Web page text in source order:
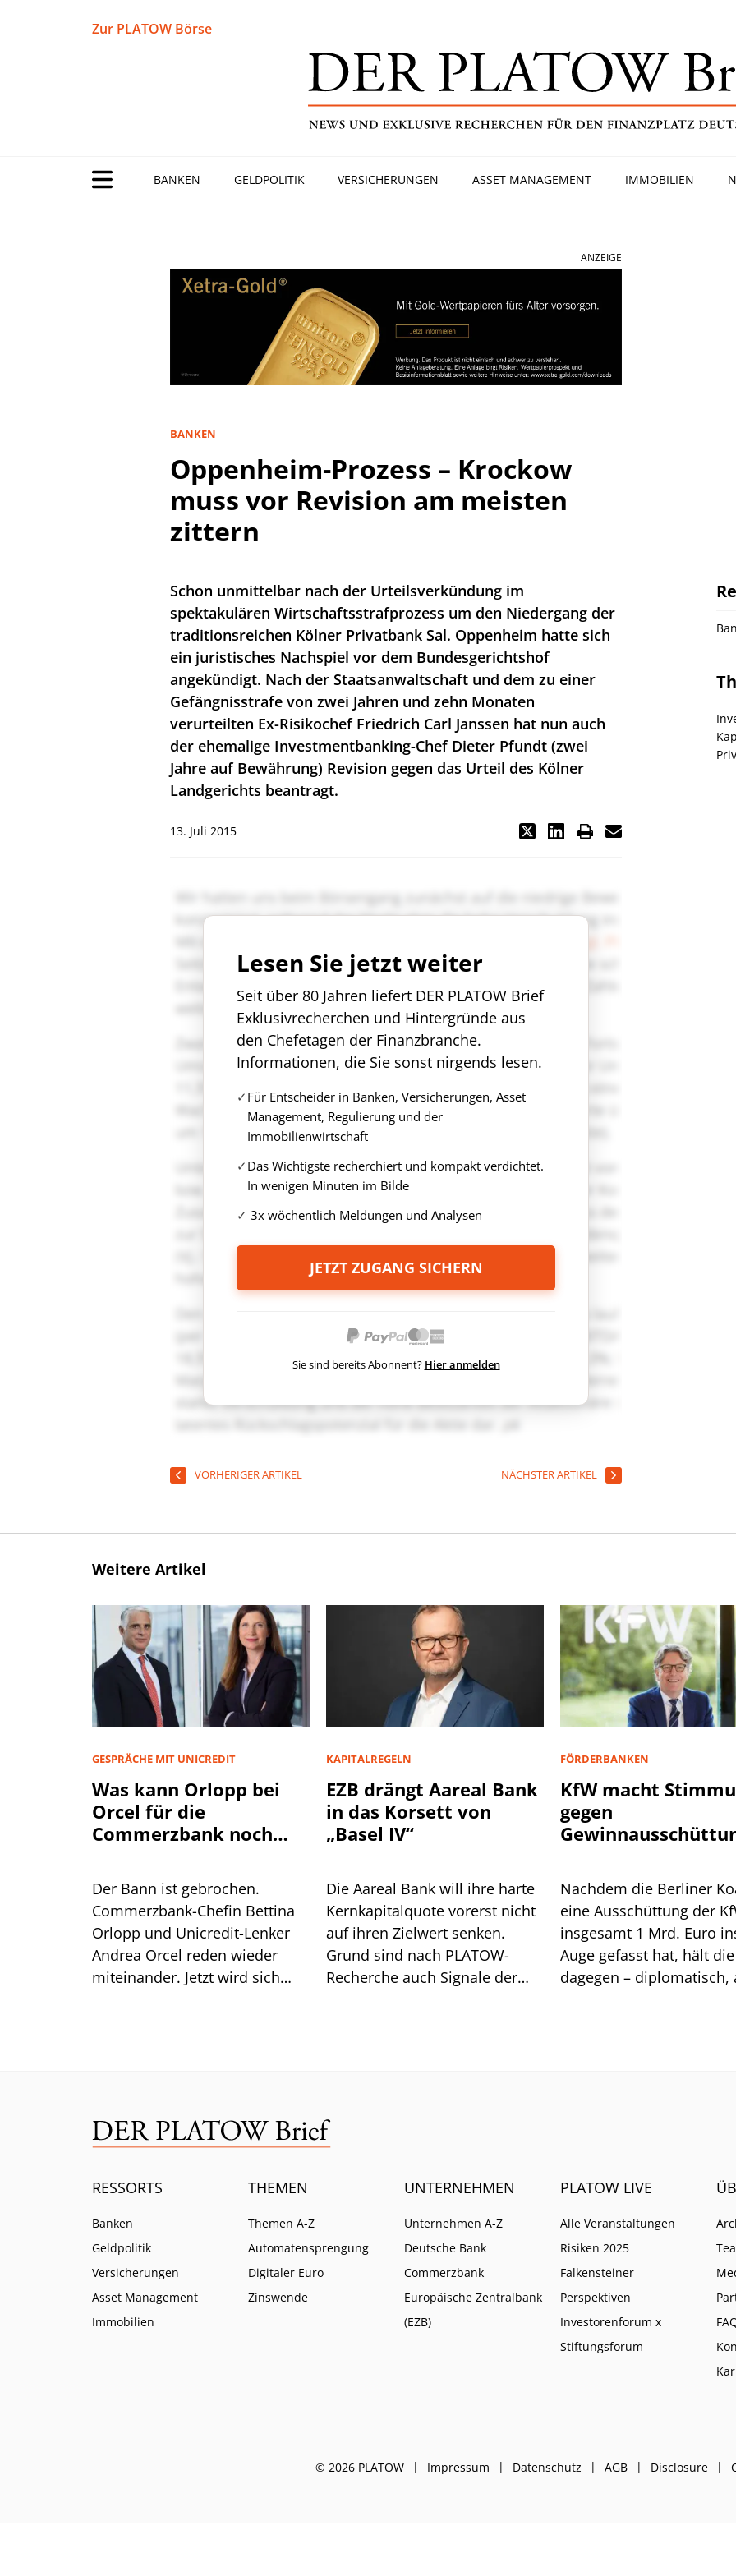
Zur PLATOW Börse
BANKEN GELDPOLITIK VERSICHERUNGEN ASSET MANAGEMENT IMMOBILIEN
ANZEIGE
BANKEN
Oppenheim-Prozess – Krockow
muss vor Revision am meisten
zittern
Schon unmittelbar nach der Urteilsverkündung im
spektakulären Wirtschaftsstrafprozess um den Niedergang der
traditionsreichen Kölner Privatbank Sal. Oppenheim hatte sich
ein juristisches Nachspiel vor dem Bundesgerichtshof
angekündigt. Nach der Staatsanwaltschaft und dem zu einer
Gefängnisstrafe von zwei Jahren und zehn Monaten
verurteilten Ex-Risikochef Friedrich Carl Janssen hat nun auch
der ehemalige Investmentbanking-Chef Dieter Pfundt (zwei
Jahre auf Bewährung) Revision gegen das Urteil des Kölner
Landgerichts beantragt.
13. Juli 2015
Lesen Sie jetzt weiter
Seit über 80 Jahren liefert DER PLATOW Brief
Exklusivrecherchen und Hintergründe aus
den Chefetagen der Finanzbranche.
Informationen, die Sie sonst nirgends lesen.
Für Entscheider in Banken, Versicherungen, Asset
Management, Regulierung und der
Immobilienwirtschaft
Das Wichtigste recherchiert und kompakt verdichtet.
In wenigen Minuten im Bilde
3x wöchentlich Meldungen und Analysen
JETZT ZUGANG SICHERN
Sie sind bereits Abonnent? Hier anmelden
VORHERIGER ARTIKEL NÄCHSTER ARTIKEL
Weitere Artikel
GESPRÄCHE MIT UNICREDIT
Was kann Orlopp bei
Orcel für die
Commerzbank noch
Der Bann ist gebrochen.
Commerzbank-Chefin Bettina
Orlopp und Unicredit-Lenker
Andrea Orcel reden wieder
miteinander. Jetzt wird sich
KAPITALREGELN
EZB drängt Aareal Bank
in das Korsett von
„Basel IV“
Die Aareal Bank will ihre harte
Kernkapitalquote vorerst nicht
auf ihren Zielwert senken.
Grund sind nach PLATOW-
Recherche auch Signale der
FÖRDERBANKEN
KfW macht
gegen
Nachdem die Berliner
eine Ausschüttung der
insgesamt 1 Mrd. Euro
Auge gefasst hat, hält
dagegen – diplomatisch,
RESSORTS
Banken
Geldpolitik
Versicherungen
Asset Management
Immobilien
THEMEN
Themen A-Z
Automatensprengung
Digitaler Euro
Zinswende
UNTERNEHMEN
Unternehmen A-Z
Deutsche Bank
Commerzbank
Europäische Zentralbank
(EZB)
PLATOW LIVE
Alle Veranstaltungen
Risiken 2025
Falkensteiner
Perspektiven
Investorenforum x
Stiftungsforum
© 2026 PLATOW Impressum Datenschutz AGB Disclosure